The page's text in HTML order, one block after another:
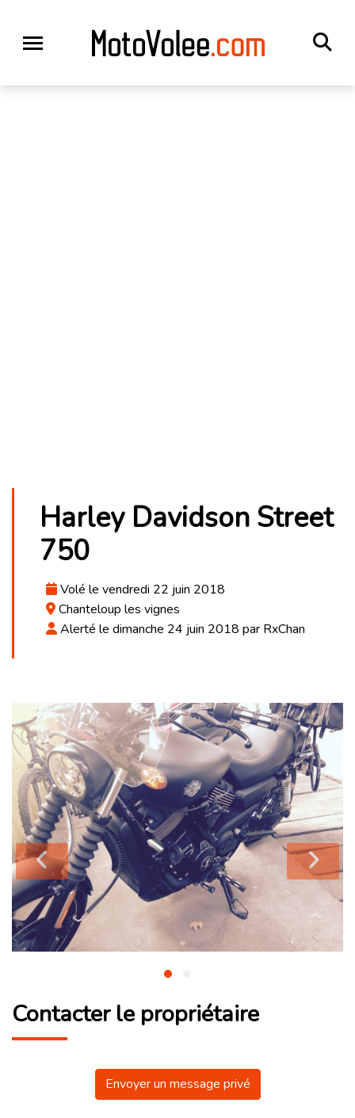
Harley Davidson Street
750
Volé le vendredi 22 juin 2018
Chanteloup les vignes
Alerté le dimanche 24 juin 2018 par RxChan
Contacter le propriétaire
Envoyer un message privé